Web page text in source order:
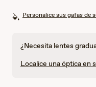
Personalice sus gafas de
¿Necesita lentes
Localice una óptica en